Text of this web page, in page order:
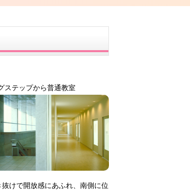
ステップから普通教室
けで開放感にあふれ、南側に位